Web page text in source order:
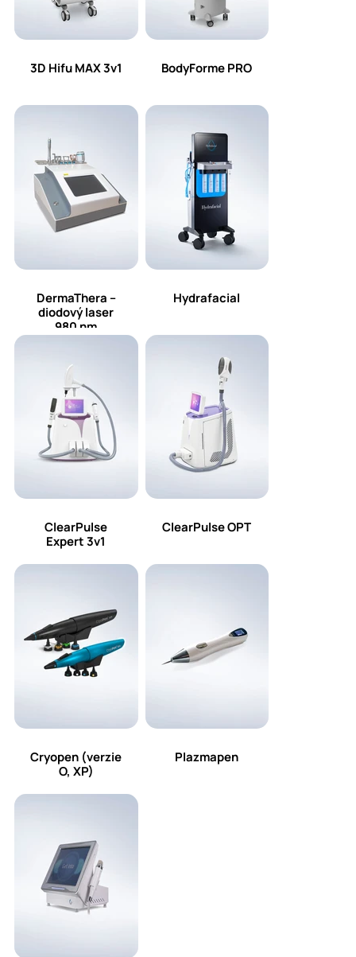
3D Hifu MAX 3v1 BodyForme PRO
DermaThera –
diodový laser
980 nm
Hydrafacial
ClearPulse
Expert 3v1
ClearPulse OPT
Cryopen (verzie
O, XP)
Plazmapen